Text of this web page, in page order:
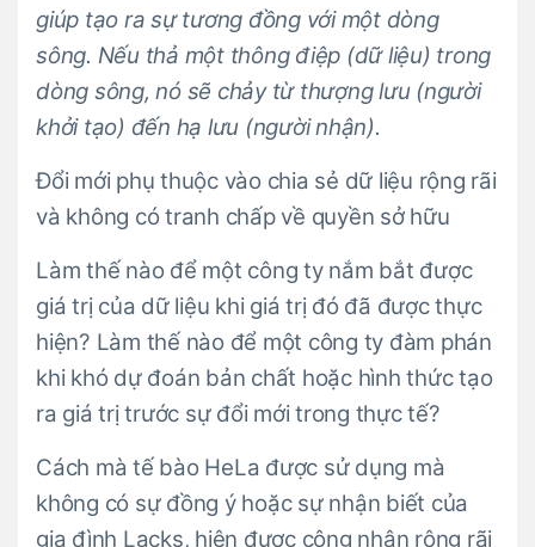
giúp tạo ra sự tương đồng với một dòng
sông. Nếu thả một thông điệp (dữ liệu) trong
dòng sông, nó sẽ chảy từ thượng lưu (người
khởi tạo) đến hạ lưu (người nhận).
Đổi mới phụ thuộc vào chia sẻ dữ liệu rộng rãi
và không có tranh chấp về quyền sở hữu
Làm thế nào để một công ty nắm bắt được
giá trị của dữ liệu khi giá trị đó đã được thực
hiện? Làm thế nào để một công ty đàm phán
khi khó dự đoán bản chất hoặc hình thức tạo
ra giá trị trước sự đổi mới trong thực tế?
Cách mà tế bào HeLa được sử dụng mà
không có sự đồng ý hoặc sự nhận biết của
gia đình Lacks, hiện được công nhận rộng rãi